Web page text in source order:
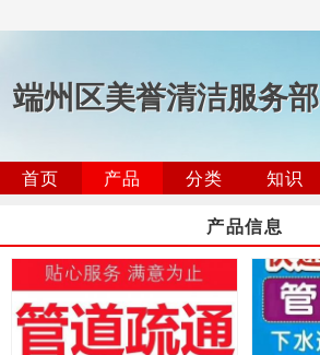
端州区美誉清洁服务部
首页 产品 分类 知识
产品信息